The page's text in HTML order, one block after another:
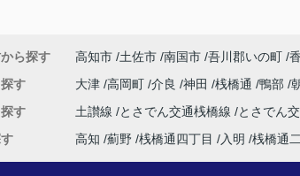
ら探す 高知市 土佐市 南国市 吾川郡いの町
す
大津 高岡町 介良 神田 桟橋通 鴨部
す
土讃線 とさでん交通桟橋線 とさでん
高知 薊野 桟橋通四丁目 入明 桟橋通